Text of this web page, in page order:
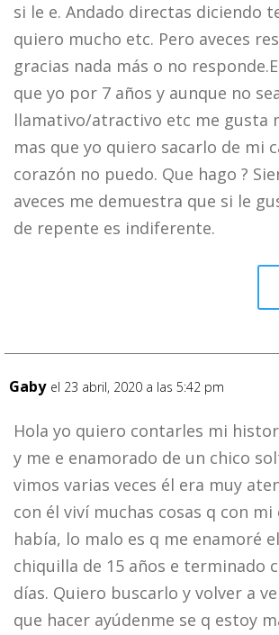
si le e. Andado directas diciendo
quiero mucho etc. Pero aveces
gracias nada más o no
que yo por 7 años y aunque no
llamativo/atractivo etc me gusta
mas que yo quiero sacarlo de mi
corazón no puedo. Que hago ?
aveces me demuestra que si le
de repente es indiferente.
Gaby el 23 abril, 2020 a las 5:42 pm
Hola yo quiero contarles mi
y me e enamorado de un chico
vimos varias veces él era muy
con él viví muchas cosas q con mi
había, lo malo es q me enamoré
chiquilla de 15 años e terminado
días. Quiero buscarlo y volver a
que hacer ayúdenme se q estoy